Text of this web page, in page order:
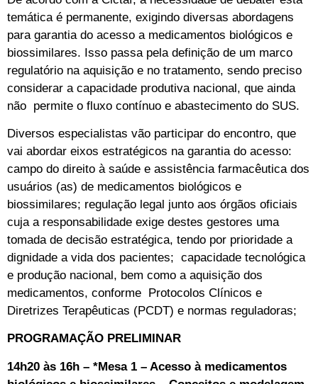
temática é permanente, exigindo diversas abordagens
para garantia do acesso a medicamentos biológicos e
biossimilares. Isso passa pela definição de um marco
regulatório na aquisição e no tratamento, sendo preciso
considerar a capacidade produtiva nacional, que ainda
não permite o fluxo contínuo e abastecimento do SUS.
Diversos especialistas vão participar do encontro, que
vai abordar eixos estratégicos na garantia do acesso:
campo do direito à saúde e assistência farmacêutica dos
usuários (as) de medicamentos biológicos e
biossimilares; regulação legal junto aos órgãos oficiais
cuja a responsabilidade exige destes gestores uma
tomada de decisão estratégica, tendo por prioridade a
dignidade a vida dos pacientes; capacidade tecnológica
e produção nacional, bem como a aquisição dos
medicamentos, conforme Protocolos Clínicos e
Diretrizes Terapêuticas (PCDT) e normas reguladoras;
PROGRAMAÇÃO PRELIMINAR
14h20 às 16h – *Mesa 1 – Acesso à medicamentos